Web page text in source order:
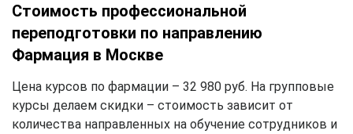
Стоимость профессиональной
переподготовки по направлению
Фармация в Москве
Цена курсов по фармации – 32 980 руб. На групповые
курсы делаем скидки – стоимость зависит от
количества направленных на обучение сотрудников и